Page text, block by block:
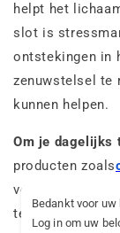
helpt het
slot is
ontstekingen in
zenuwstelsel te
kunnen helpen.
Om je dagelijks
producten zoals
verminderen en
te werken op
Bedankt voor uw
Log in om uw